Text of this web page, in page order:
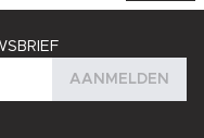
AANMELDEN